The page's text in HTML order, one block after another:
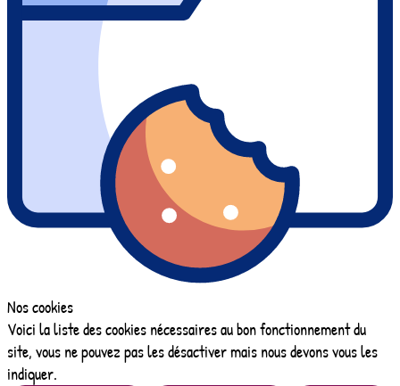
Nos cookies
Voici la liste des cookies nécessaires au bon fonctionnement du
site, vous ne pouvez pas les désactiver mais nous devons vous les
indiquer.